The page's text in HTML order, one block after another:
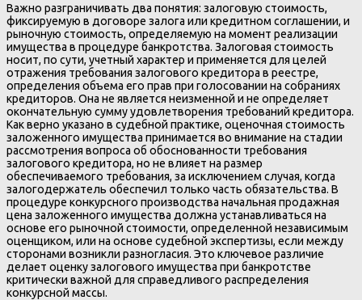
Важно разграничивать два понятия: залоговую стоимость,
фиксируемую в договоре залога или кредитном соглашении, и
рыночную стоимость, определяемую на момент реализации
имущества в процедуре банкротства. Залоговая стоимость
носит, по сути, учетный характер и применяется для целей
отражения требования залогового кредитора в реестре,
определения объема его прав при голосовании на собраниях
кредиторов. Она не является неизменной и не определяет
окончательную сумму удовлетворения требований кредитора.
Как верно указано в судебной практике, оценочная стоимость
заложенного имущества принимается во внимание на стадии
рассмотрения вопроса об обоснованности требования
залогового кредитора, но не влияет на размер
обеспечиваемого требования, за исключением случая, когда
залогодержатель обеспечил только часть обязательства. В
процедуре конкурсного производства начальная продажная
цена заложенного имущества должна устанавливаться на
основе его рыночной стоимости, определенной независимым
оценщиком, или на основе судебной экспертизы, если между
сторонами возникли разногласия. Это ключевое различие
делает оценку залогового имущества при банкротстве
критически важной для справедливого распределения
конкурсной массы.